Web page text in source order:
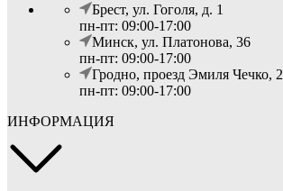
Брест, ул. Гоголя, д. 1
пн-пт: 09:00-17:00
Минск, ул. Платонова, 36
пн-пт: 09:00-17:00
Гродно, проезд Эмиля Чечко, 2
пн-пт: 09:00-17:00
ИНФОРМАЦИЯ